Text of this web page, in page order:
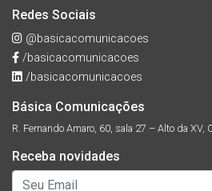
Redes Sociais
@basicacomunicacoes
/basicacomunicacoes
/basicacomunicacoes
Básica Comunicações
R. Fernando Amaro, 60, sala 27 – Alto da
Receba novidades